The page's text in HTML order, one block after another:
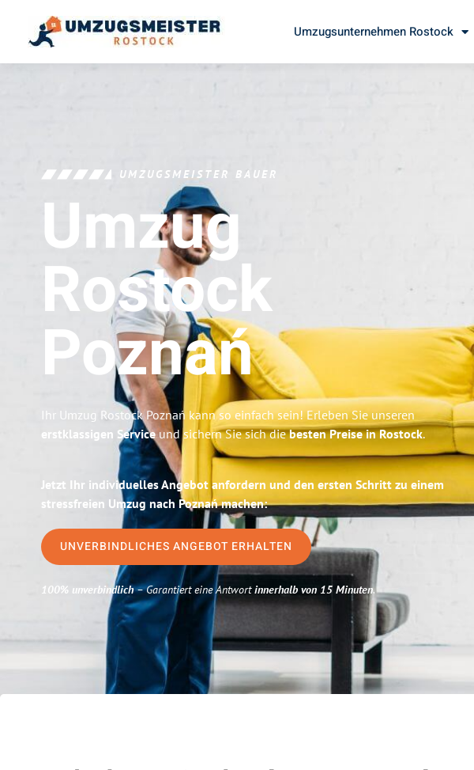
Umzugsunternehmen Rostock
UMZUGSMEISTER BAUER
Umzug
Rostock
Poznań
Ihr Umzug Rostock Poznań kann so einfach sein! Erleben Sie unseren
erstklassigen Serviceund sichern Sie sich diebesten Preise in Rostock.
Jetzt Ihr individuelles Angebot anfordern und den ersten Schritt zu einem
stressfreien Umzug nach Poznań machen:
UNVERBINDLICHES ANGEBOT ERHALTEN
100% unverbindlich– Garantiert eine Antwortinnerhalb von 15 Minuten.